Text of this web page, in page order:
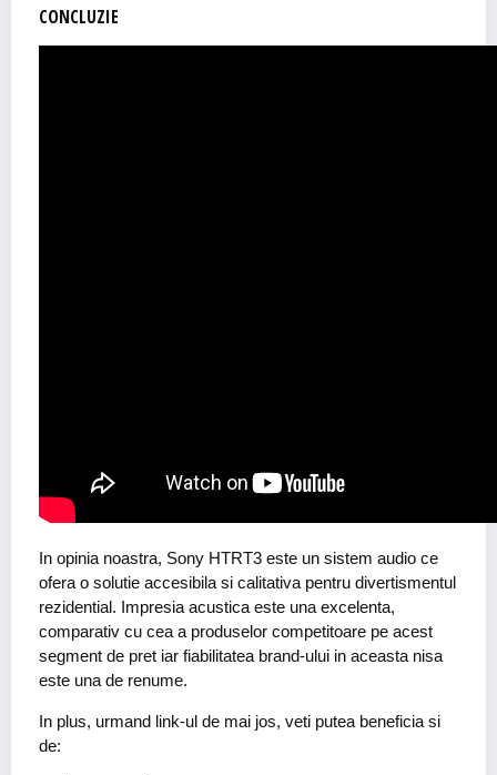
CONCLUZIE
In opinia noastra, Sony HTRT3 este un sistem audio ce
ofera o solutie accesibila si calitativa pentru divertismentul
rezidential. Impresia acustica este una excelenta,
comparativ cu cea a produselor competitoare pe acest
segment de pret iar fiabilitatea brand-ului in aceasta nisa
este una de renume.
In plus, urmand link-ul de mai jos, veti putea beneficia si
de: